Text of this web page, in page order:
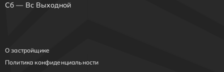
Сб — Вс Выходной
Политика конфиденциальности
О застройщике